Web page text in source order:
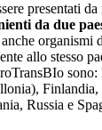
presentati da
da due
organismi
allo stesso
Russia e